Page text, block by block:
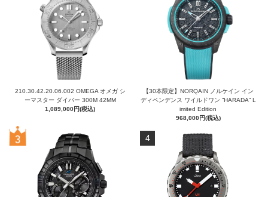
210.30.42.20.06.002 OMEGA オメガ シ
ーマスター ダイバー 300M 42MM
1,089,000円(税込)
【30本限定】NORQAIN ノルケイン イン
ディペンデンス ワイルドワン “HARADA” L
imited Edition
968,000円(税込)
4